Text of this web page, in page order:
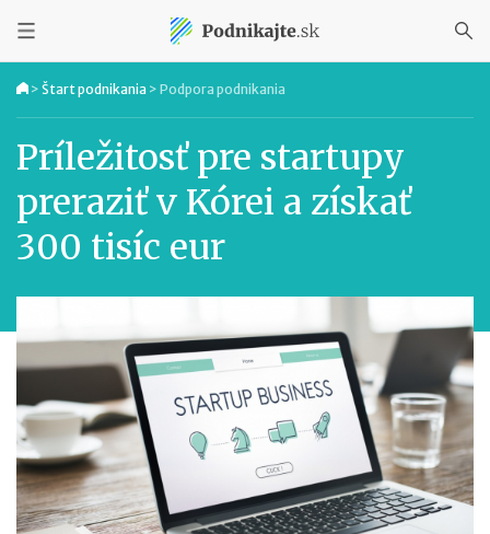
> Štart podnikania > Podpora podnikania
Príležitosť pre startupy
preraziť v Kórei a získať
300 tisíc eur